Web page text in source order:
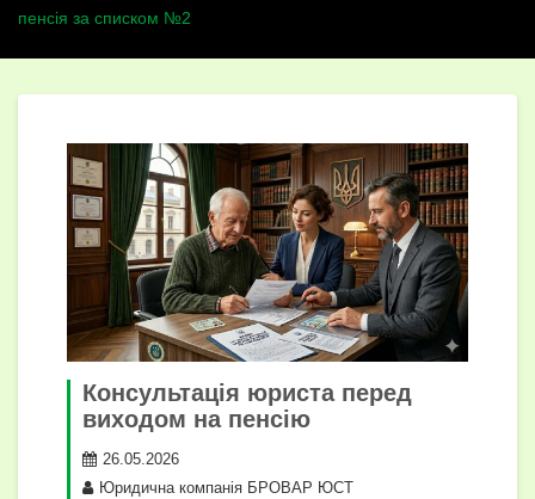
пенсія за списком №2
Консультація юриста перед
виходом на пенсію
26.05.2026
Юридична компанія БРОВАР ЮСТ